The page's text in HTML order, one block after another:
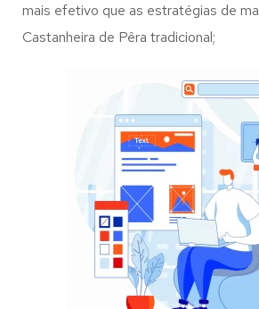
mais efetivo que as estratégias de
Castanheira de Pêra tradicional;